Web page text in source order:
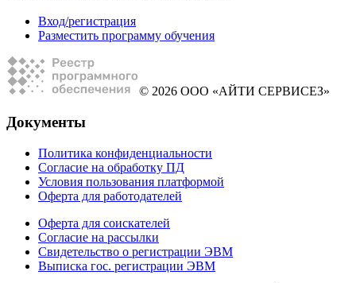
Вход/регистрация
Разместить программу обучения
© 2026 ООО «АЙТИ СЕРВИСЕЗ»
Документы
Политика конфиденциальности
Согласие на обработку ПД
Условия пользования платформой
Оферта для работодателей
Оферта для соискателей
Согласие на рассылки
Свидетельство о регистрации ЭВМ
Выписка гос. регистрации ЭВМ